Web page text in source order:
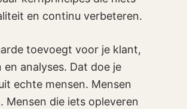
en continu verbeteren.
toevoegt voor je klant,
analyses. Dat doe je
echte mensen. Mensen
die iets opleveren